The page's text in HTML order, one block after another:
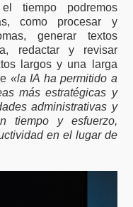
tiempo podremos
como procesar y
generar textos
redactar y revisar
largos y una larga
«la IA ha permitido a
más estratégicas y
administrativas y
tiempo y esfuerzo,
en el lugar de